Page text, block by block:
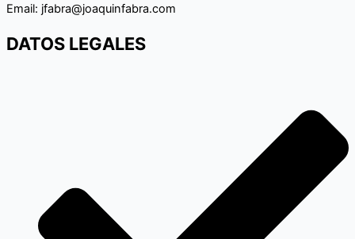
Email: jfabra@joaquinfabra.com
DATOS LEGALES